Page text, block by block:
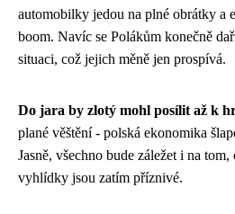
automobilky jedou na plné obrátky a
boom. Navíc se Polákům konečně
situaci, což jejich měně jen prospívá.
Do jara by zlotý mohl posílit až k
plané věštění - polská ekonomika
Jasně, všechno bude záležet i na tom,
vyhlídky jsou zatím příznivé.